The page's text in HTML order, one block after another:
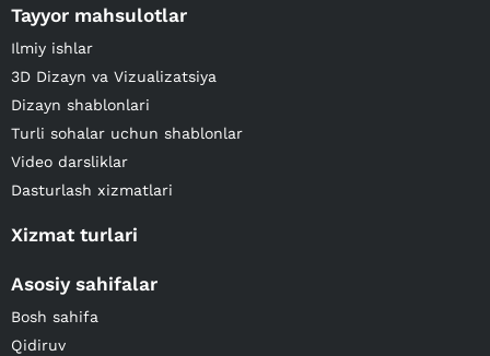
Tayyor mahsulotlar
Ilmiy ishlar
3D Dizayn va Vizualizatsiya
Dizayn shablonlari
Turli sohalar uchun shablonlar
Video darsliklar
Dasturlash xizmatlari
Xizmat turlari
Asosiy sahifalar
Bosh sahifa
Qidiruv